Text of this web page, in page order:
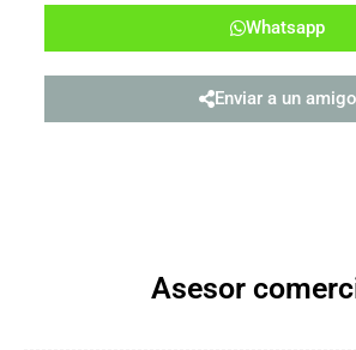
Asesor
Whatsapp
Enviar a un amigo